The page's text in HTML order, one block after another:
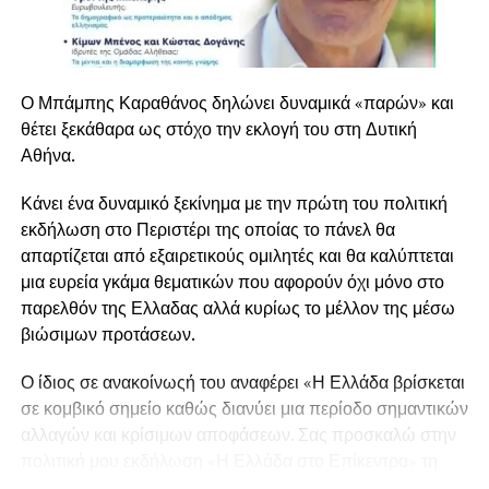
Εκτενής ήταν και η αναφορά του στον τομέα της υγείας,
όπου παρουσίασε τις αλλαγές που υλοποιούνται στο
Εθνικό Σύστημα Υγείας. Όπως τόνισε, η ηλεκτρονική
συνταγογράφηση, ο Εθνικός Ηλεκτρονικός Φάκελος
Υγείας, τα άυλα παραπεμπτικά, τα ηλεκτρονικά ραντεβού
και η γραμμή εξυπηρέτησης 1566 αποτελούν σημαντικά
βήματα για τη δημιουργία ενός πιο σύγχρονου και
αποτελεσματικού συστήματος υγείας.
Κλείνοντας την ομιλία του, ο Μπάμπης Καραθάνος
υπογράμμισε ότι η Ελλάδα έχει ανακτήσει την
αυτοπεποίθησή της και έχει σημειώσει σημαντική πρόοδο
σε πολλούς τομείς, χωρίς όμως να παραβλέπονται οι
δυσκολίες που εξακολουθούν να αντιμετωπίζουν πολλά
νοικοκυριά εξαιτίας του αυξημένου κόστους ζωής. Όπως
Ο Μπάμπης Καραθάνος δηλώνει δυναμικά «παρών» και
θέτει ξεκάθαρα ως στόχο την εκλογή του στη Δυτική
Αθήνα.
Κάνει ένα δυναμικό ξεκίνημα με την πρώτη του πολιτική
εκδήλωση στο Περιστέρι της οποίας το πάνελ θα
απαρτίζεται από εξαιρετικούς ομιλητές και θα καλύπτεται
μια ευρεία γκάμα θεματικών που αφορούν όχι μόνο στο
παρελθόν της Ελλαδας αλλά κυρίως το μέλλον της μέσω
βιώσιμων προτάσεων.
Ο ίδιος σε ανακοίνωςή του αναφέρει «Η Ελλάδα βρίσκεται
σε κομβικό σημείο καθώς διανύει μια περίοδο σημαντικών
αλλαγών και κρίσιμων αποφάσεων. Σας προσκαλώ στην